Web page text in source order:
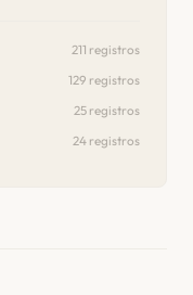
211 registros
129 registros
25 registros
24 registros